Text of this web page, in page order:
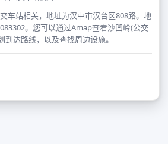
车站相关，地址为汉中市汉台区808路。地
。您可以通过Amap查看沙凹岭(公交
达路线，以及查找周边设施。